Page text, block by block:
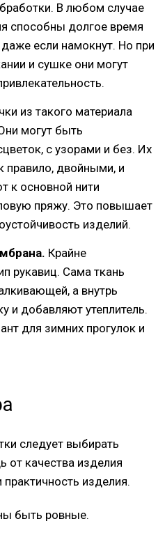
В любом случае
способны долгое время
если намокнут. Но при
и сушке они могут
из такого материала
могут быть
с узорами и без. Их
правило, двойными, и
к основной нити
пряжу. Это повышает
изделий.
Крайне
рукавиц. Сама ткань
а внутрь
и добавляют утеплитель.
для зимних прогулок и
следует выбирать
от качества изделия
изделия.
быть ровные.